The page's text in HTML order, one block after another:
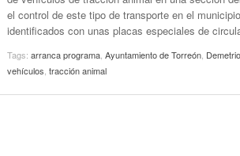
el control de este tipo de transporte en el
identificados con unas placas especiales de
Tags: arranca programa Ayuntamiento de Torreón
vehículos tracción animal